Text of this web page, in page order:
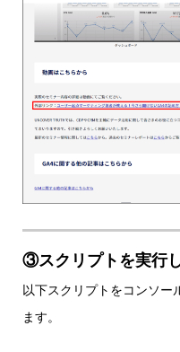
③スクリプトを実行
以下スクリプトをコンソー
ます。